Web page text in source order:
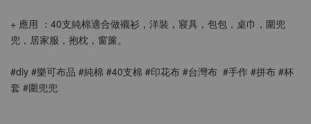
+ 應用 ：40支純棉適合做襯衫，洋裝，寢具，包包，桌巾，圍兜
兜，居家服，抱枕，窗簾。
#diy #樂可布品 #純棉 #40支棉 #印花布 #台灣布  #手作 #拼布 #杯
套 #圍兜兜